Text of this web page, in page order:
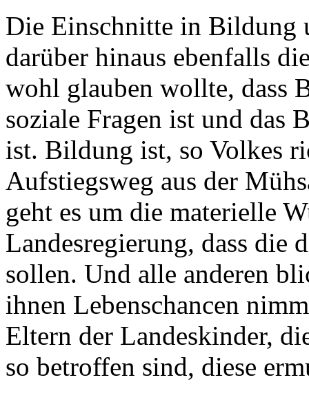
Die Einschnitte in Bildung
darüber hinaus ebenfalls
wohl glauben wollte, dass
soziale Fragen ist und das
ist. Bildung ist, so Volkes
Aufstiegsweg aus der
geht es um die materielle
Landesregierung, dass die
sollen. Und alle anderen
ihnen Lebenschancen
Eltern der Landeskinder,
so betroffen sind, diese